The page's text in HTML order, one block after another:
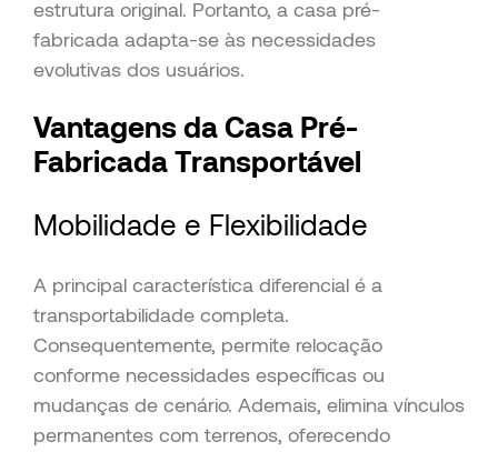
estrutura original. Portanto, a casa pré-
fabricada adapta-se às necessidades
evolutivas dos usuários.
Vantagens da Casa Pré-
Fabricada Transportável
Mobilidade e Flexibilidade
A principal característica diferencial é a
transportabilidade completa.
Consequentemente, permite relocação
conforme necessidades específicas ou
mudanças de cenário. Ademais, elimina vínculos
permanentes com terrenos, oferecendo